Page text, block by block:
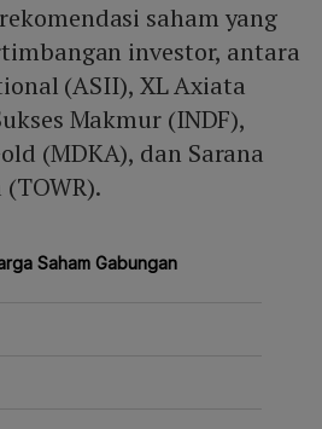
saham yang
investor, antara
(ASII), XL Axiata
Makmur (INDF),
(MDKA), dan Sarana